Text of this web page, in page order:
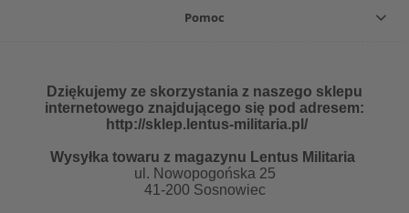
Pomoc
Dziękujemy ze skorzystania z naszego sklepu
internetowego znajdującego się pod adresem:
http://sklep.lentus-militaria.pl/
Wysyłka towaru z magazynu Lentus Militaria
ul. Nowopogońska 25
41-200 Sosnowiec